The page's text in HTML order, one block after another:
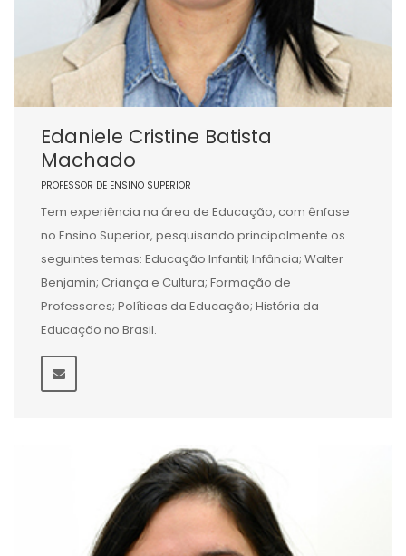
Edaniele Cristine Batista
Machado
PROFESSOR DE ENSINO SUPERIOR
Tem experiência na área de Educação, com ênfase
no Ensino Superior, pesquisando principalmente os
seguintes temas: Educação Infantil; Infância; Walter
Benjamin; Criança e Cultura; Formação de
Professores; Políticas da Educação; História da
Educação no Brasil.